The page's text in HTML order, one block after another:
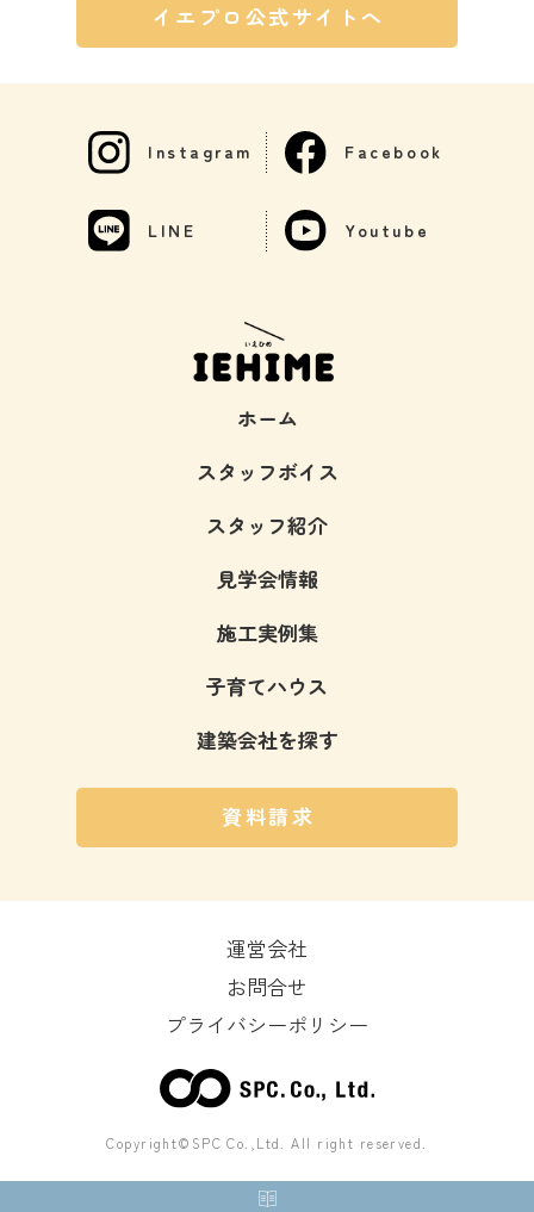
イエプロ公式サイトへ
ホーム
スタッフボイス
スタッフ紹介
見学会情報
施工実例集
子育てハウス
建築会社を探す
資料請求
Instagram Facebook
LINE Youtube
運営会社
お問合せ
プライバシーポリシー
Copyright©SPC Co.,Ltd. All right reserved.